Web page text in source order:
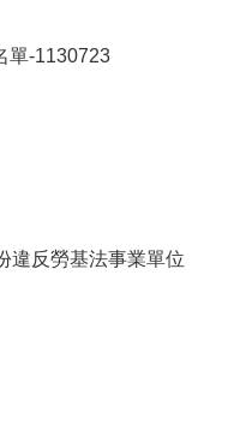
單-1130723
違反勞基法事業單位